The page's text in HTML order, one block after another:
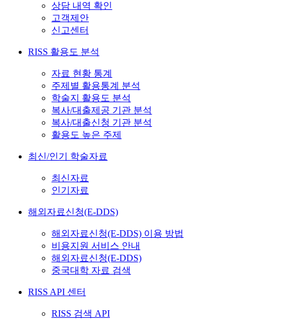
상담 내역 확인
고객제안
신고센터
RISS 활용도 분석
자료 현황 통계
주제별 활용통계 분석
학술지 활용도 분석
복사/대출제공 기관 분석
복사/대출신청 기관 분석
활용도 높은 주제
최신/인기 학술자료
최신자료
인기자료
해외자료신청(E-DDS)
해외자료신청(E-DDS) 이용 방법
비용지원 서비스 안내
해외자료신청(E-DDS)
중국대학 자료 검색
RISS API 센터
RISS 검색 API